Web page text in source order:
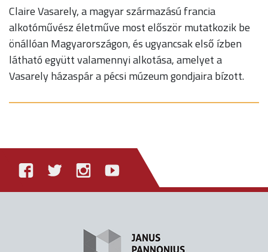
Claire Vasarely, a magyar származású francia
alkotóművész életműve most először mutatkozik be
önállóan Magyarországon, és ugyancsak első ízben
látható együtt valamennyi alkotása, amelyet a
Vasarely házaspár a pécsi múzeum gondjaira bízott.